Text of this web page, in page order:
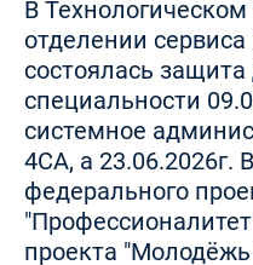
В
отделении сервиса
состоялась
специальности
системное
4СА, а 23.06.2026г.
федерального
проекта